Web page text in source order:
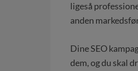
ligeså
anden
Dine SEO
dem, og du skal